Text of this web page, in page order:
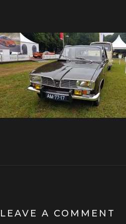
LEAVE A COMMENT